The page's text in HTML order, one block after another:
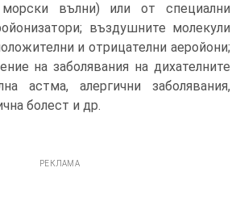
вълни) или от специални
въздушните молекули
и отрицателни аеройони;
на заболявания на дихателните
астма, алергични заболявания,
болест и др.
РЕКЛАМА